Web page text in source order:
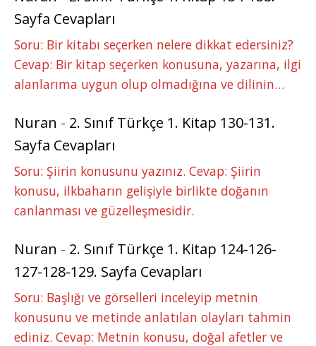
Sayfa Cevapları
Soru: Bir kitabı seçerken nelere dikkat edersiniz?
Cevap: Bir kitap seçerken konusuna, yazarına, ilgi
alanlarıma uygun olup olmadığına ve dilinin…
Nuran - 2. Sınıf Türkçe 1. Kitap 130-131.
Sayfa Cevapları
Soru: Şiirin konusunu yazınız. Cevap: Şiirin
konusu, ilkbaharın gelişiyle birlikte doğanın
canlanması ve güzelleşmesidir.
Nuran - 2. Sınıf Türkçe 1. Kitap 124-126-
127-128-129. Sayfa Cevapları
Soru: Başlığı ve görselleri inceleyip metnin
konusunu ve metinde anlatılan olayları tahmin
ediniz. Cevap: Metnin konusu, doğal afetler ve